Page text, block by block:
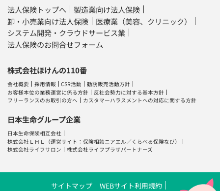
法人保険トップへ
製造業向け法人保険
卸・小売業向け法人保険
医療業（美容、クリニック）
システム開発・クラウドサービス業
法人保険のお問合せフォーム
株式会社ほけんの110番
会社概要 採用情報 CSR活動
勧誘販売活動方針
お客様本位の業務運営に係る方針
反社会勢力に対する基本方針
フリーランスのお取引の方へ
カスタマーハラスメントへの対応に関する方針
日本生命グループ企業
日本生命保険相互会社
株式会社ＬＨＬ
（運営サイト：保険相談ニアエル ／ くらべる保険なび）
株式会社ライフサロン
株式会社ライフプラザパートナーズ
サイトマップ
WEBサイト利用規約